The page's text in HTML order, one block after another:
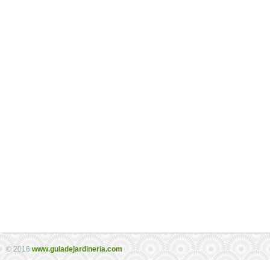
© 2016 www.guiadejardineria.com